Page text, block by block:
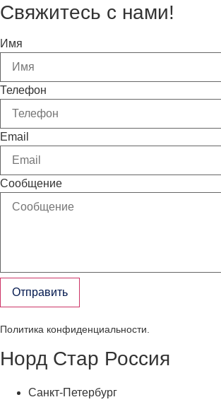
Свяжитесь с нами!
Имя
Телефон
Email
Сообщение
Отправить
Политика конфиденциальности
Норд Стар Россия
Санкт-Петербург